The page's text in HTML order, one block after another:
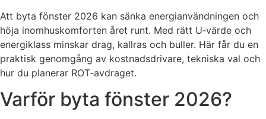
Att byta fönster 2026 kan sänka energianvändningen och
höja inomhuskomforten året runt. Med rätt U‑värde och
energiklass minskar drag, kallras och buller. Här får du en
praktisk genomgång av kostnadsdrivare, tekniska val och
hur du planerar ROT‑avdraget.
Varför byta fönster 2026?